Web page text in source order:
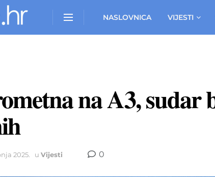
NASLOVNICA VIJESTI
na A3, sudar
2025. u Vijesti 0